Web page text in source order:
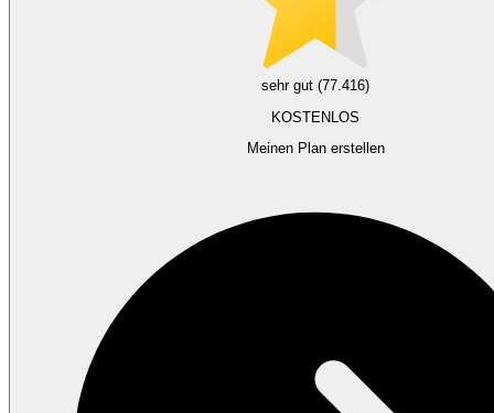
sehr gut (77.416)
KOSTENLOS
Meinen Plan erstellen